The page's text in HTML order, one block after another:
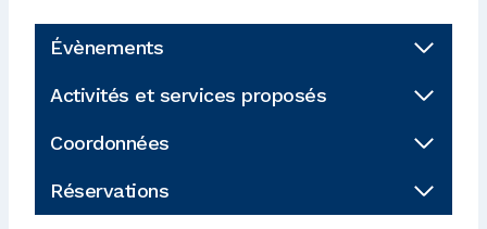
Évènements
Activités et services proposés
Coordonnées
Réservations